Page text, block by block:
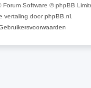
Forum Software © phpBB
vertaling doorphpBB.nl